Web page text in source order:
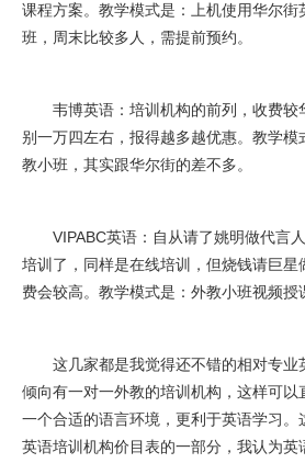
课程方案。教学模式是：上机使用华尔街
班，周末比较多人，需提前预约。
韦博英语：培训机构的前列，收费较
别一万四左右，报得越多越优惠。教学模
教小班，其实跟华尔街的差不多。
VIPABC英语：自从请了姚明做代言
培训了，同样是在线培训，但烧钱请巨星
费会较高。教学模式是：外教小班视频授
这几家都是我觉得还不错的相对专业
倾向有一对一外教的培训机构，这样可
一个合适的语言环境，更利于英语学习。
英语培训机构价目表的一部分，我认为